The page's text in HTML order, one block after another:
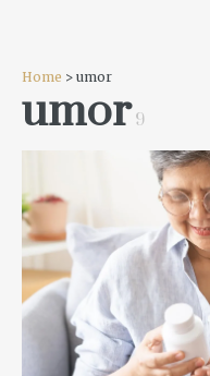
Home > umor
umor 9